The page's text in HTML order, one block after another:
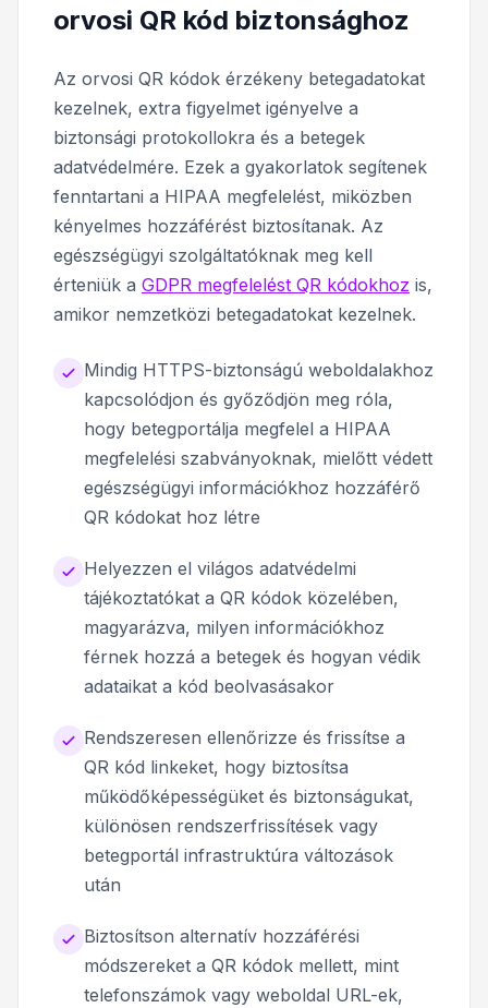
orvosi QR kód biztonsághoz
Az orvosi QR kódok érzékeny betegadatokat
kezelnek, extra figyelmet igényelve a
biztonsági protokollokra és a betegek
adatvédelmére. Ezek a gyakorlatok segítenek
fenntartani a HIPAA megfelelést, miközben
kényelmes hozzáférést biztosítanak. Az
egészségügyi szolgáltatóknak meg kell
érteniük a GDPR megfelelést QR kódokhoz is,
amikor nemzetközi betegadatokat kezelnek.
Mindig HTTPS-biztonságú weboldalakhoz
kapcsolódjon és győződjön meg róla,
hogy betegportálja megfelel a HIPAA
megfelelési szabványoknak, mielőtt védett
egészségügyi információkhoz hozzáférő
QR kódokat hoz létre
Helyezzen el világos adatvédelmi
tájékoztatókat a QR kódok közelében,
magyarázva, milyen információkhoz
férnek hozzá a betegek és hogyan védik
adataikat a kód beolvasásakor
Rendszeresen ellenőrizze és frissítse a
QR kód linkeket, hogy biztosítsa
működőképességüket és biztonságukat,
különösen rendszerfrissítések vagy
betegportál infrastruktúra változások
után
Biztosítson alternatív hozzáférési
módszereket a QR kódok mellett, mint
telefonszámok vagy weboldal URL-ek,